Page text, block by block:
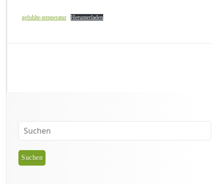
gefuhlte-temperatur Herunterladen